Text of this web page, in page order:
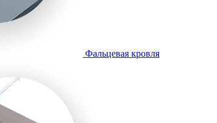
Фальцевая кровля